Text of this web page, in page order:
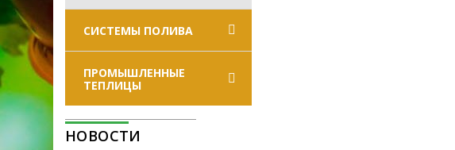
СИСТЕМЫ ПОЛИВА
ПРОМЫШЛЕННЫЕ
ТЕПЛИЦЫ
НОВОСТИ